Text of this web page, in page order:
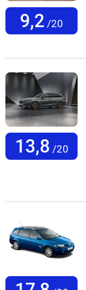
9,2 /20
13,8 /20